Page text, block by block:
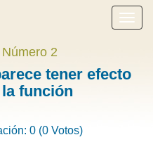
menú
2
tener efecto
función
0 (0 Votos)